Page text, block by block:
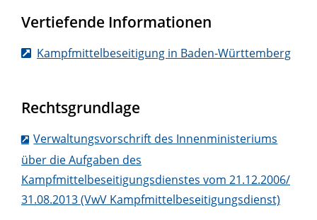
Vertiefende Informationen
Kampfmittelbeseitigung in Baden-Württemberg
Rechtsgrundlage
Verwaltungsvorschrift des Innenministeriums
über die Aufgaben des
Kampfmittelbeseitigungsdienstes vom 21.12.2006/
31.08.2013 (VwV Kampfmittelbeseitigungsdienst)